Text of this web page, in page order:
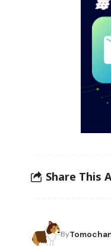
Share This
By